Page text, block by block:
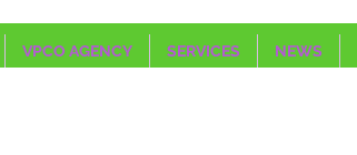
VPCO AGENCY SERVICES NEWS